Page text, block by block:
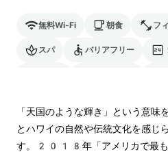
無料Wi-Fi 朝食 フ
スパ バリアフリー
「天国のような輝き」という意味
とハワイの自然や伝統文化を感じ
す。2018年「アメリカで最も